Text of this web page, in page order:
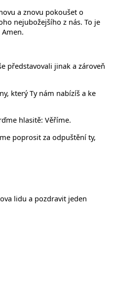
a znovu pokoušet o
nejubožejšího z nás. To je
představovali jinak a zároveň
který Ty nám nabízíš a ke
hlasitě: Věříme.
poprosit za odpuštění ty,
lidu a pozdravit jeden